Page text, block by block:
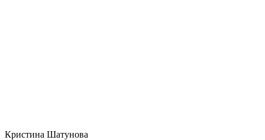
Кристина Шатунова